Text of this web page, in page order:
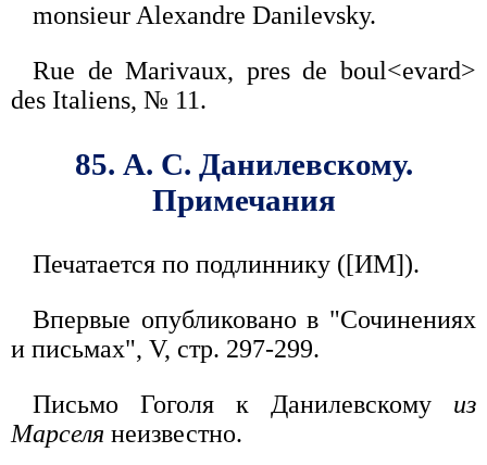
monsieur Alexandre Danilevsky.
Rue de Marivaux, pres de boul<evard>
des Italiens, № 11.
85. А. С. Данилевскому.
Примечания
Печатается по подлиннику ([ИМ]).
Впервые опубликовано в "Сочинениях
и письмах", V, стр. 297-299.
Письмо Гоголя к Данилевскому из
Марселя неизвестно.